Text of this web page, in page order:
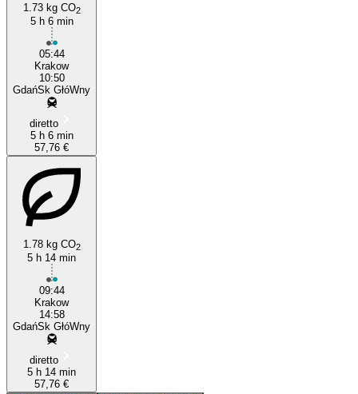
1.73 kg CO2
5 h 6 min
05:44
Krakow
10:50
GdańSk GłóWny
diretto
5 h 6 min
57,76 €
1.78 kg CO2
5 h 14 min
09:44
Krakow
14:58
GdańSk GłóWny
diretto
5 h 14 min
57,76 €